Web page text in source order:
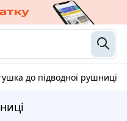
до підводної рушниці